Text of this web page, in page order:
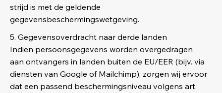
strijd is met de geldende
gegevensbeschermingswetgeving.
5. Gegevensoverdracht naar derde landen
Indien persoonsgegevens worden overgedragen
aan ontvangers in landen buiten de EU/EER (bijv. via
diensten van Google of Mailchimp), zorgen wij ervoor
dat een passend beschermingsniveau volgens art.